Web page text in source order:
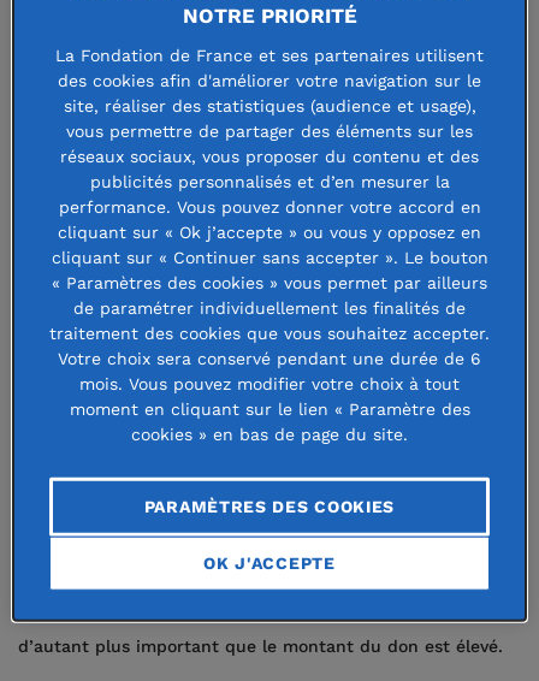
Anne-Claire Pacheest professeur à l’Essec et
titulaire de la Chaire Philanthropie. Elle a adapté en
français avec Arthur Gautier l’ouvrage de Peter
Frumkin, The Essence of Strategic Giving.
philanthropie comprend bien sûr une part conséquente de
subjectivité et d’émotion. L’acte de don ne s’accompagne
pas toujours d’un plan d’action. C’est d’ailleurs l’essence
même de la charité, ce don spontané souvent d’un
montant modeste, qui apporte une aide ponctuelle face à
un besoin exprimé. Mais la question de la « stratégie »
intervient dès lors que l’on cherche à « bien » donner,
d’autant plus important que le montant du don est élevé.
NOTRE PRIORITÉ
La Fondation de France et ses partenaires utilisent
des cookies afin d'améliorer votre navigation sur le
site, réaliser des statistiques (audience et usage),
vous permettre de partager des éléments sur les
réseaux sociaux, vous proposer du contenu et des
publicités personnalisés et d’en mesurer la
performance. Vous pouvez donner votre accord en
cliquant sur « Ok j’accepte » ou vous y opposez en
cliquant sur « Continuer sans accepter ». Le bouton
« Paramètres des cookies » vous permet par ailleurs
de paramétrer individuellement les finalités de
traitement des cookies que vous souhaitez accepter.
Votre choix sera conservé pendant une durée de 6
mois. Vous pouvez modifier votre choix à tout
moment en cliquant sur le lien « Paramètre des
cookies » en bas de page du site.
PARAMÈTRES DES COOKIES
OK J'ACCEPTE